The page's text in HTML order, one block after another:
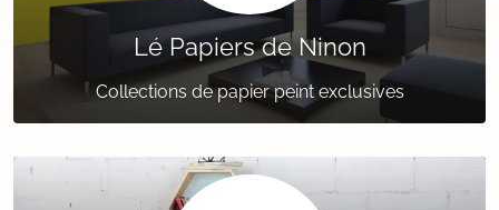
Lé Papiers de Ninon
Collections de papier peint exclusives